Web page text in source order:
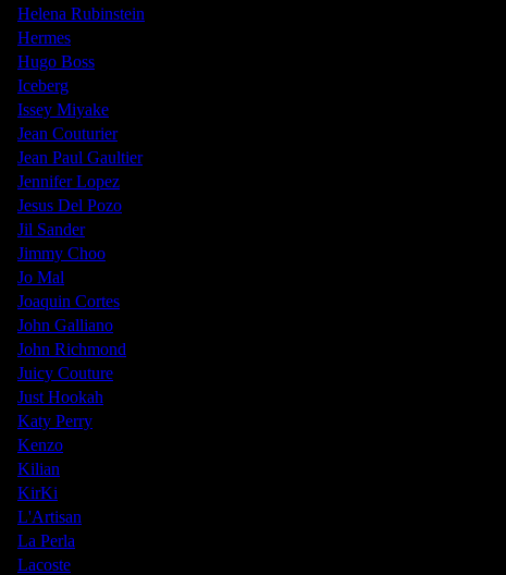
Helena Rubinstein
Hermes
Hugo Boss
Iceberg
Issey Miyake
Jean Couturier
Jean Paul Gaultier
Jennifer Lopez
Jesus Del Pozo
Jil Sander
Jimmy Choo
Jo Mal
Joaquin Cortes
John Galliano
John Richmond
Juicy Couture
Just Hookah
Katy Perry
Kenzo
Kilian
KirKi
L'Artisan
La Perla
Lacoste